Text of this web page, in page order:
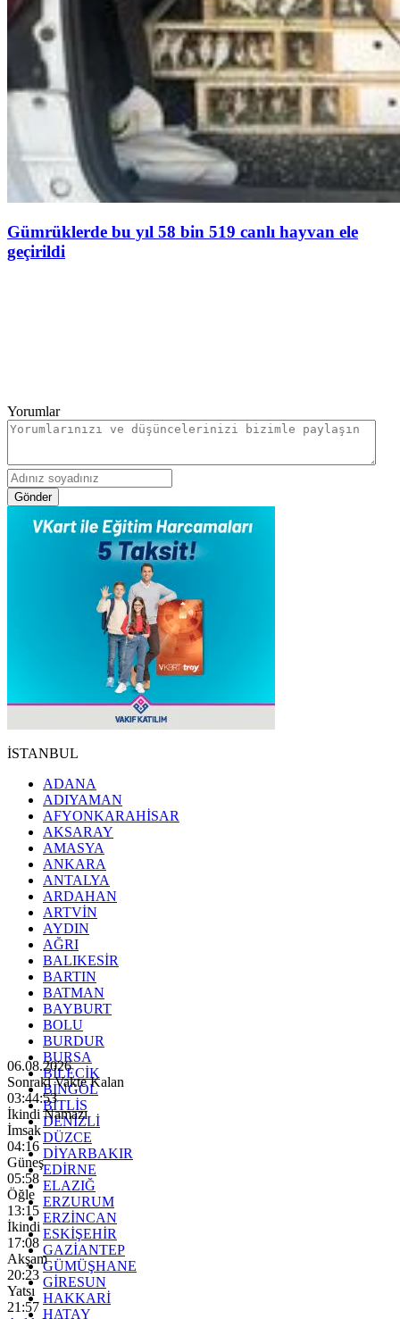
Gümrüklerde bu yıl 58 bin 519 canlı hayvan ele
geçirildi
Yorumlar
Gönder
İSTANBUL
ADANA
ADIYAMAN
AFYONKARAHİSAR
AKSARAY
AMASYA
ANKARA
ANTALYA
ARDAHAN
ARTVİN
AYDIN
AĞRI
BALIKESİR
BARTIN
BATMAN
BAYBURT
BOLU
BURDUR
BURSA
BİLECİK
BİNGÖL
BİTLİS
DENİZLİ
DÜZCE
DİYARBAKIR
EDİRNE
ELAZIĞ
ERZURUM
ERZİNCAN
ESKİŞEHİR
GAZİANTEP
GÜMÜŞHANE
GİRESUN
HAKKARİ
HATAY
06.08.2026
Sonraki Vakte Kalan
03:44:51
İkindi Namazı
İmsak
04:16
Güneş
05:58
Öğle
13:15
İkindi
17:08
Akşam
20:23
Yatsı
21:57